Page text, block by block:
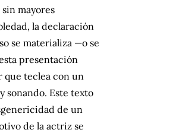
sin mayores
la declaración
se materializa —o se
presentación
teclea con un
sonando. Este texto
de un
de la actriz se